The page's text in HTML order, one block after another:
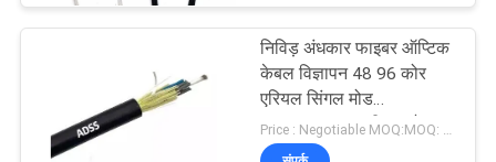
निविड़ अंधकार फाइबर ऑप्टिक
केबल विज्ञापन 48 96 कोर
एरियल सिंगल मोड
100/200/300 मीटर स्पैन